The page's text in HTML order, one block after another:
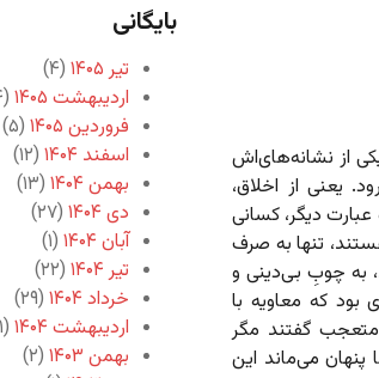
از نشانه‌های‌اش
یعنی از اخلاق،
دیگر، کسانی
تنها به صرف
به چوبِ بی‌دینی و
بود که معاویه با
گفتند مگر
می‌ماند این
بایگانی
تیر ۱۴۰۵
(۴)
اردیبهشت ۱۴۰۵
(۴)
فروردین ۱۴۰۵
(۵)
اسفند ۱۴۰۴
(۱۲)
بهمن ۱۴۰۴
(۱۳)
دی ۱۴۰۴
(۲۷)
آبان ۱۴۰۴
(۱)
تیر ۱۴۰۴
(۲۲)
خرداد ۱۴۰۴
(۲۹)
اردیبهشت ۱۴۰۴
(۱)
بهمن ۱۴۰۳
(۲)